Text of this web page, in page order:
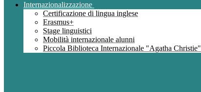
Internazionalizzazione
Certificazione di lingua inglese
Erasmus+
Stage linguistici
Mobilità internazionale alunni
Piccola Biblioteca Internazionale "Agatha Christie"